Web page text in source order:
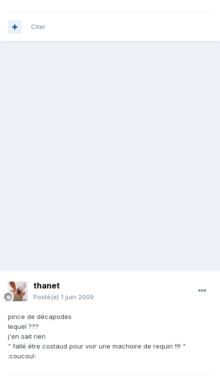
Citer
thanet
Posté(e) 1 juin 2009
pince de décapodes
lequel ???
j'en sait rien
" fallé étre costaud pour voir une machoire de requin !!!! "
:coucou!: